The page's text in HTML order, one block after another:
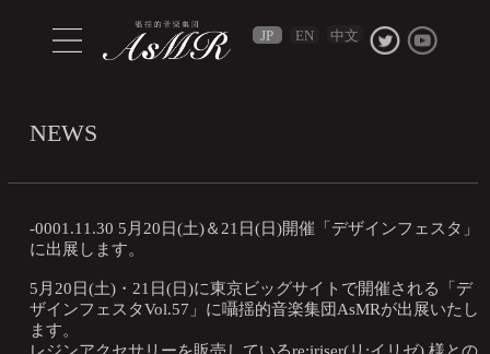
JP EN 中文
NEWS
-0001.11.30 5月20日(土)＆21日(日)開催「デザインフェスタ」
に出展します。
5月20日(土)・21日(日)に東京ビッグサイトで開催される「デ
ザインフェスタVol.57」に囁揺的音楽集団AsMRが出展いたし
ます。